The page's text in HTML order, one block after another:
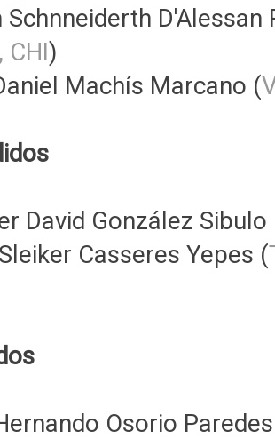
Schnneiderth
CHI)
Machís Marcano (
David González Sibulo
Casseres Yepes (
Osorio